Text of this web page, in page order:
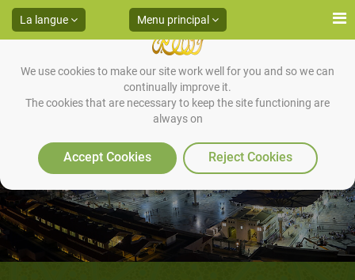
We use cookies to make our site work well for you and so we can
continually improve it.
The cookies that are necessary to keep the site functioning are
always on
Accept Cookies Reject Cookies
La langue Menu principal
L'élégance physique